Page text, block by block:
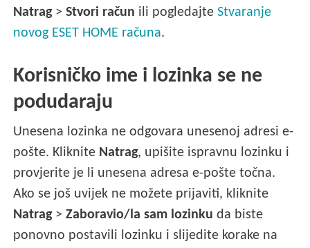
Natrag>Stvori račun ili pogledajteStvaranje
novog ESET HOME računa.
Korisničko ime i lozinka se ne
podudaraju
Unesena lozinka ne odgovara unesenoj adresi e-
pošte. Kliknite Natrag, upišite ispravnu lozinku i
provjerite je li unesena adresa e-pošte točna.
Ako se još uvijek ne možete prijaviti, kliknite
Natrag>Zaboravio/la sam lozinku da biste
ponovno postavili lozinku i slijedite korake na